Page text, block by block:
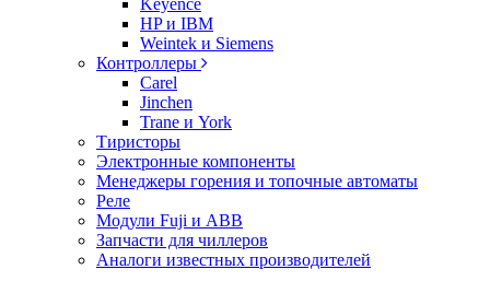
Keyence
HP и IBM
Weintek и Siemens
Контроллеры
Carel
Jinchen
Trane и York
Тиристоры
Электронные компоненты
Менеджеры горения и топочные автоматы
Реле
Модули Fuji и ABB
Запчасти для чиллеров
Аналоги известных производителей